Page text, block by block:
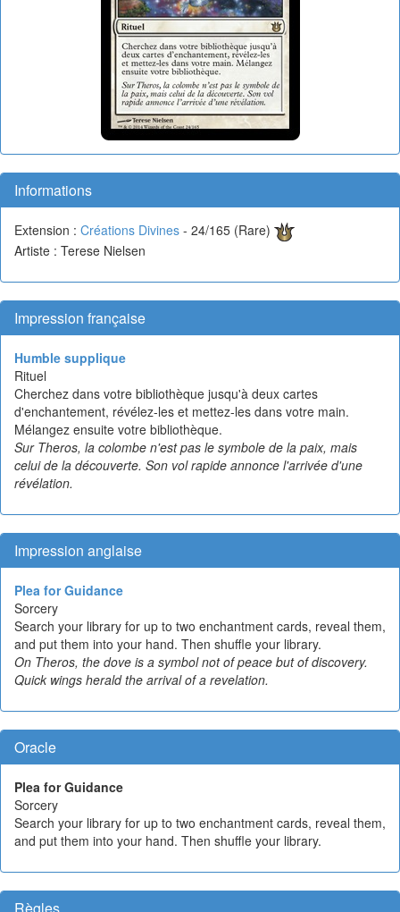
Informations
Extension : Créations Divines - 24/165 (Rare)
Artiste : Terese Nielsen
Impression française
Humble supplique
Rituel
Cherchez dans votre bibliothèque jusqu'à deux cartes
d'enchantement, révélez-les et mettez-les dans votre main.
Mélangez ensuite votre bibliothèque.
Sur Theros, la colombe n'est pas le symbole de la paix, mais
celui de la découverte. Son vol rapide annonce l'arrivée d'une
révélation.
Impression anglaise
Plea for Guidance
Sorcery
Search your library for up to two enchantment cards, reveal them,
and put them into your hand. Then shuffle your library.
On Theros, the dove is a symbol not of peace but of discovery.
Quick wings herald the arrival of a revelation.
Oracle
Plea for Guidance
Sorcery
Search your library for up to two enchantment cards, reveal them,
and put them into your hand. Then shuffle your library.
Règles